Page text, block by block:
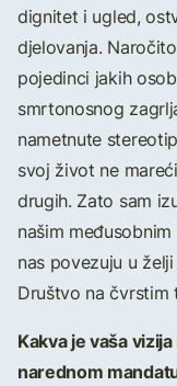
dignitet i ugled,
djelovanja.
pojedinci jakih
smrtonosnog
nametnute
svoj život ne
drugih. Zato sam
našim
nas povezuju u
Društvo na čvrstim
Kakva je vaša
narednom